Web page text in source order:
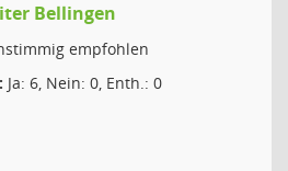
Bellingen
empfohlen
Ja: 6, Nein: 0, Enth.: 0